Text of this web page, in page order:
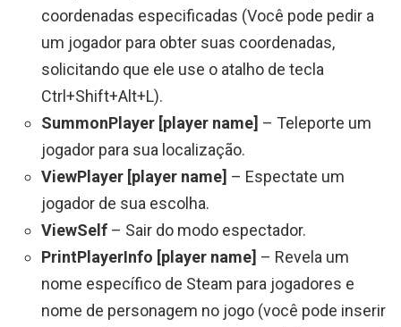
coordenadas especificadas (Você pode pedir a
um jogador para obter suas coordenadas,
solicitando que ele use o atalho de tecla
Ctrl+Shift+Alt+L).
SummonPlayer [player name] – Teleporte um
jogador para sua localização.
ViewPlayer [player name] – Espectate um
jogador de sua escolha.
ViewSelf – Sair do modo espectador.
PrintPlayerInfo [player name] – Revela um
nome específico de Steam para jogadores e
nome de personagem no jogo (você pode inserir